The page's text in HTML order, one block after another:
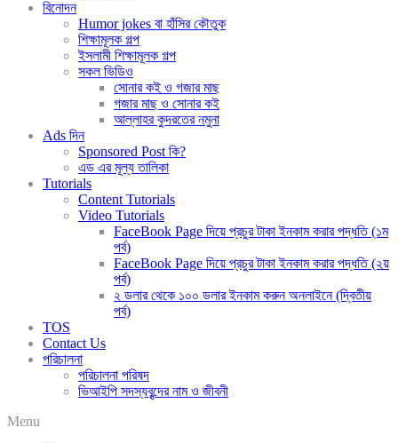
বিনোদন
Humor jokes বা হাঁসির কৌতুক
শিক্ষামূলক গল্প
ইসলামী শিক্ষামূলক গল্প
সকল ভিডিও
সোনার কই ও গজার মাছ
গজার মাছ ও সোনার কই
আল্লাহর কুদরতের নমুনা
Ads দিন
Sponsored Post কি?
এড এর মূল্য তালিকা
Tutorials
Content Tutorials
Video Tutorials
FaceBook Page দিয়ে প্রচুর টাকা ইনকাম করার পদ্ধতি (১ম
পর্ব)
FaceBook Page দিয়ে প্রচুর টাকা ইনকাম করার পদ্ধতি (২য়
পর্ব)
২ ডলার থেকে ১০০ ডলার ইনকাম করুন অনলাইনে (দ্বিতীয়
পর্ব)
TOS
Contact Us
পরিচালনা
পরিচালনা পরিষদ
ভিআইপি সদস্যবৃন্দের নাম ও জীবনী
Menu